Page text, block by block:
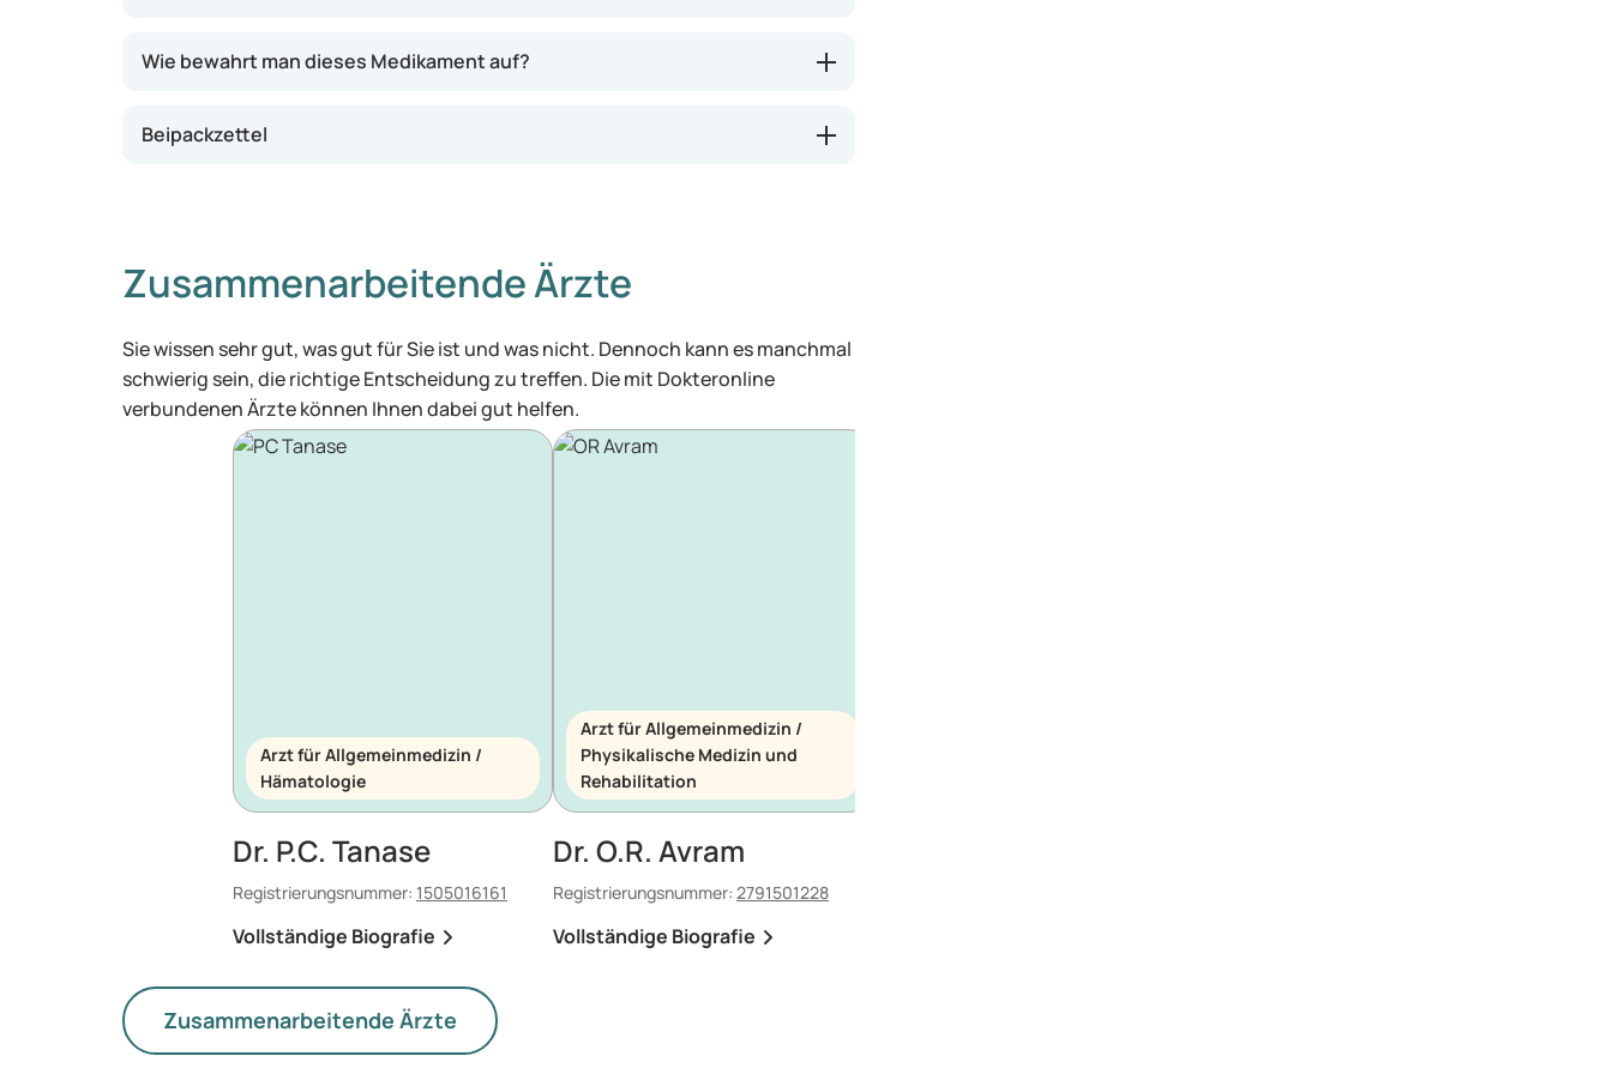
Wie bewahrt man dieses Medikament auf?
Beipackzettel
Zusammenarbeitende Ärzte
Sie wissen sehr gut, was gut für Sie ist und was nicht. Dennoch kann es manchmal
schwierig sein, die richtige Entscheidung zu treffen. Die mit Dokteronline
verbundenen Ärzte können Ihnen dabei gut helfen.
Arzt für Allgemeinmedizin /
Hämatologie
Dr. P.C. Tanase
Registrierungsnummer: 1505016161
Vollständige Biografie
Arzt für Allgemeinmedizin /
Physikalische Medizin und
Rehabilitation
Dr. O.R. Avram
Registrierungsnummer: 2791501228
Vollständige Biografie
Zusammenarbeitende Ärzte